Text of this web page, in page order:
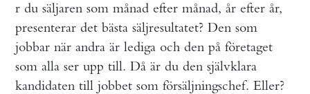
r du säljaren som månad efter månad, år efter år,
presenterar det bästa säljresultatet? Den som
jobbar när andra är lediga och den på företaget
som alla ser upp till. Då är du den självklara
kandidaten till jobbet som försäljningschef. Eller?